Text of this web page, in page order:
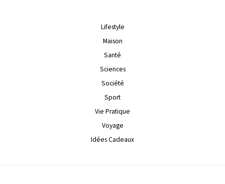
Lifestyle
Maison
Santé
Sciences
Société
Sport
Vie Pratique
Voyage
Idées Cadeaux